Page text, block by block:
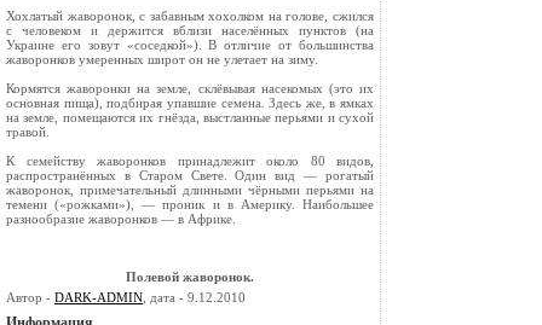
Хохлатый жаворонок, с забавным хохолком на голове, сжился
с человеком и держится вблизи населённых пунктов (на
Украине его зовут «со­седкой»). В отличие от большинства
жаворонков умеренных широт он не улетает на зиму.
Кормятся жаворонки на земле, склёвывая на­секомых (это их
основная пища), подбирая упавшие семена. Здесь же, в ямках
на земле, поме­щаются их гнёзда, выстланные перьями и сухой
травой.
К семейству жаворонков принадлежит около 80 видов,
распространённых в Старом Свете. Один вид — рогатый
жаворонок, примечатель­ный длинными чёрными перьями на
темени («рожками»), — проник и в Америку. Наиболь­шее
разнообразие жаворонков — в Африке.
Полевой жаворонок.
Автор - DARK-ADMIN , дата - 9.12.2010